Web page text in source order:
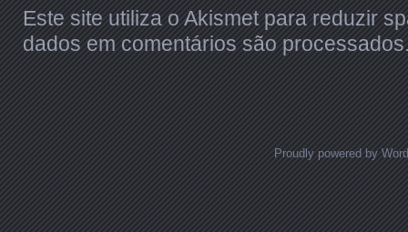
Este site utiliza o Akismet para reduzir
dados em comentários são processados
Proudly powered by